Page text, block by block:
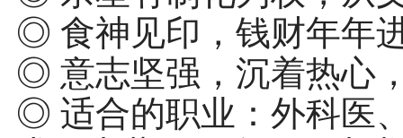
◎ 食神见印，钱财年年
◎ 意志坚强，沉着热心
◎ 适合的职业：外科医